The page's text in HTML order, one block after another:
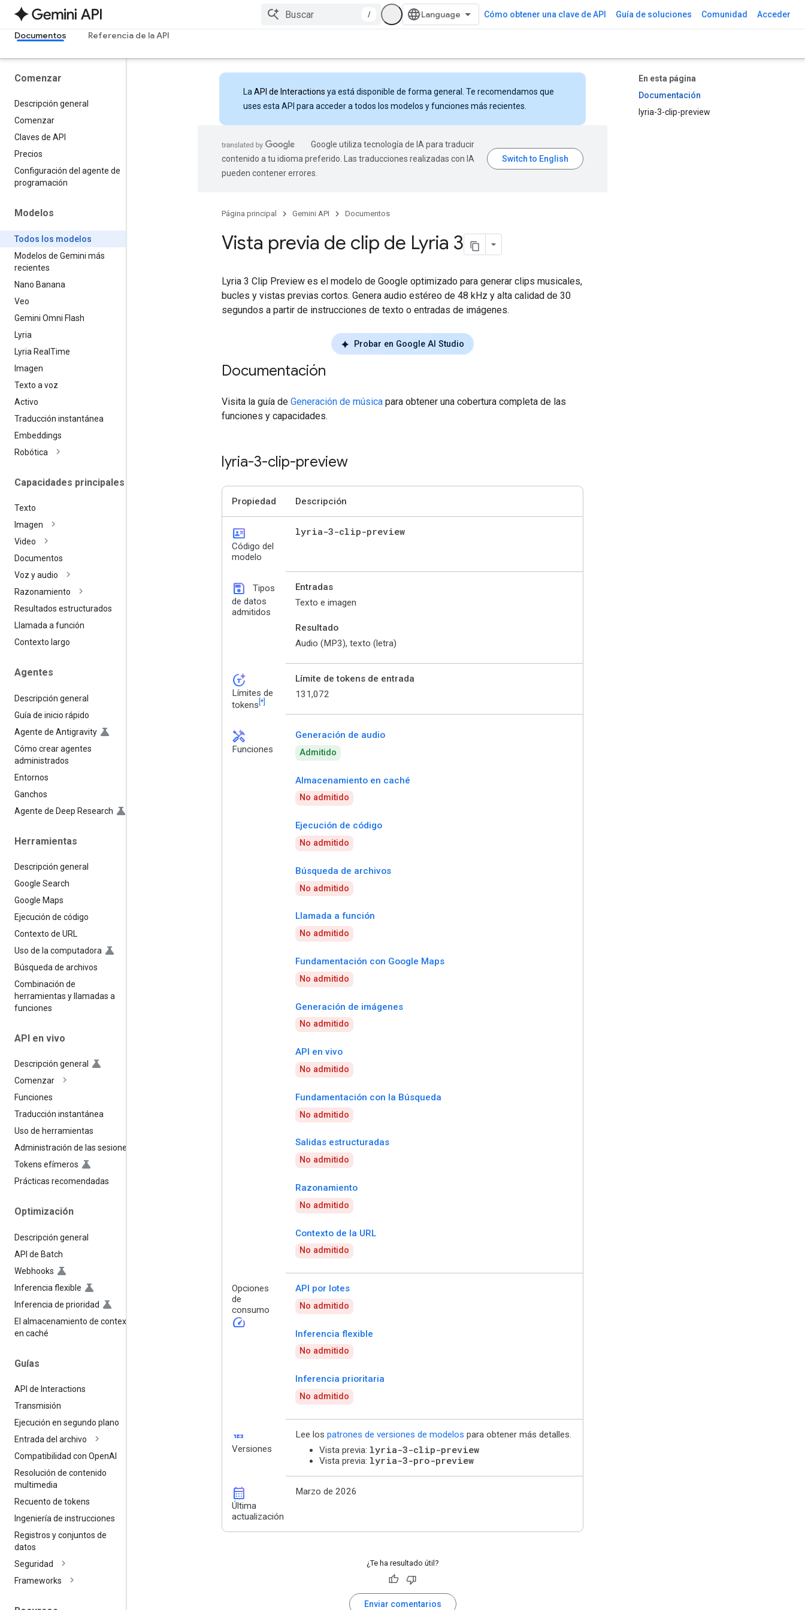
/ Cómo obtener una clave de API Guía de soluciones Comunidad Acceder
Documentos Referencia de la API
Comenzar
Descripción general
Comenzar
Claves de API
Precios
Configuración del agente de
programación
Modelos
Todos los modelos
Modelos de Gemini más
recientes
Nano Banana
Veo
Gemini Omni Flash
Lyria
Lyria Real Time
Imagen
Texto a voz
Activo
Traducción instantánea
Embeddings
Robótica
Capacidades principales
Texto
Imagen
Video
Documentos
Voz y audio
Razonamiento
Resultados estructurados
Llamada a función
Contexto largo
Agentes
Descripción general
Guía de inicio rápido
Agente de Antigravity
Cómo crear agentes
administrados
Entornos
Ganchos
Agente de Deep Research
Herramientas
Descripción general
Google Search
Google Maps
Ejecución de código
Contexto de URL
Uso de la computadora
Búsqueda de archivos
Combinación de
herramientas y llamadas a
funciones
API en vivo
Descripción general
Comenzar
Funciones
Traducción instantánea
Uso de herramientas
Administración de las sesiones
Tokens efímeros
Prácticas recomendadas
Optimización
Descripción general
API de Batch
Webhooks
Inferencia flexible
Inferencia de prioridad
El almacenamiento de contexto
en caché
Guías
API de Interactions
Transmisión
Ejecución en segundo plano
Entrada del archivo
Compatibilidad con OpenAI
Resolución de contenido
multimedia
Recuento de tokens
Ingeniería de instrucciones
Registros y conjuntos de
datos
Seguridad
Frameworks
En esta página
Documentación
lyria-3-clip-preview
La API de Interactions ya está disponible de forma general. Te recomendamos que
uses esta API para acceder a todos los modelos y funciones más recientes.
Google utiliza tecnología de IA para traducir
contenido a tu idioma preferido. Las traducciones realizadas con IA
pueden contener errores.
Página principal Gemini API Documentos
Vista previa de clip de Lyria 3
Lyria 3 Clip Preview es el modelo de Google optimizado para generar clips musicales,
bucles y vistas previas cortos. Genera audio estéreo de 48 kHz y alta calidad de 30
segundos a partir de instrucciones de texto o entradas de imágenes.
Probar en Google AI Studio
Documentación
Visita la guía de Generación de música para obtener una cobertura completa de las
funciones y capacidades.
lyria-3-clip-preview
Propiedad Descripción
id_card
Código del
modelo
lyria-3-clip-preview
save
Tipos
de datos
admitidos
Entradas
Texto e imagen
Resultado
Audio (MP3), texto (letra)
token_auto
Límites de
tokens [*]
Límite de tokens de entrada
131,072
handyman
Funciones
Generación de audio
Admitido
Almacenamiento en caché
No admitido
Ejecución de código
No admitido
Búsqueda de archivos
No admitido
Llamada a función
No admitido
Fundamentación con Google Maps
No admitido
Generación de imágenes
No admitido
API en vivo
No admitido
Fundamentación con la Búsqueda
No admitido
Salidas estructuradas
No admitido
Razonamiento
No admitido
Contexto de la URL
No admitido
Opciones
de
consumo
speed
API por lotes
No admitido
Inferencia flexible
No admitido
Inferencia prioritaria
No admitido
123
Versiones
Lee los patrones de versiones de modelos para obtener más detalles.
Vista previa: lyria-3-clip-preview
Vista previa: lyria-3-pro-preview
calendar_month
Última
actualización
Marzo de 2026
¿Te ha resultado útil?
Enviar comentarios